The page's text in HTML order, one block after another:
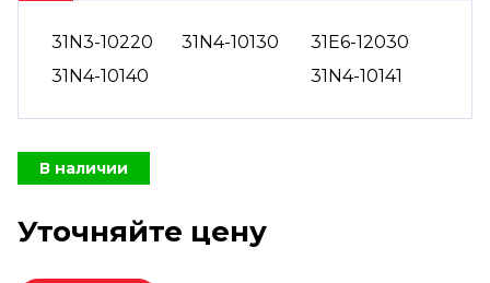
31N3-10220 31N4-10130
31E6-12030
31N4-10140
31N4-10141
В наличии
Уточняйте цену